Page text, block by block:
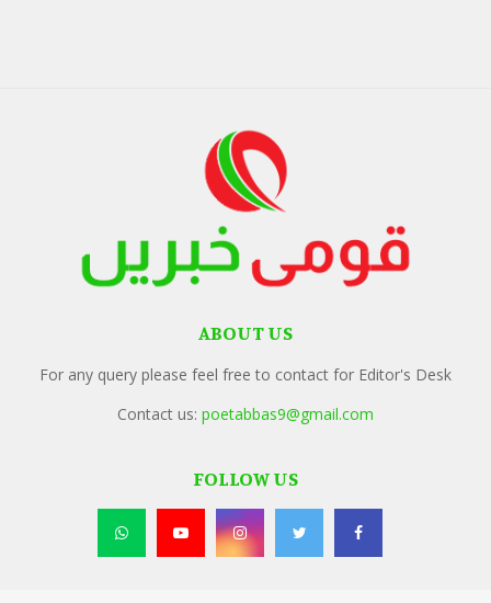
ABOUT US
For any query please feel free to contact for Editor's Desk
Contact us: poetabbas9@gmail.com
FOLLOW US